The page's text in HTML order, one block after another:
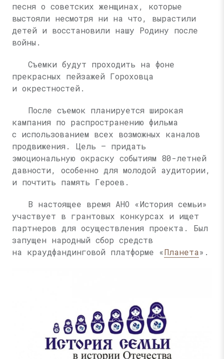
песня о советских женщинах, которые
выстояли несмотря ни на что, вырастили
детей и восстановили нашу Родину после
войны.
Съемки будут проходить на фоне
прекрасных пейзажей Гороховца
и окрестностей.
После съемок планируется широкая
кампания по распространению фильма
с использованием всех возможных каналов
продвижения. Цель — придать
эмоциональную окраску событиям 80-летней
давности, особенно для молодой аудитории,
и почтить память Героев.
В настоящее время АНО «История семьи»
участвует в грантовых конкурсах и ищет
партнеров для осуществления проекта. Был
запущен народный сбор средств
на краудфандинговой платформе «Планета».